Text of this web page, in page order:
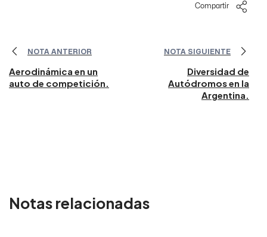
Compartir
NOTA ANTERIOR
Aerodinámica en un
auto de competición.
NOTA SIGUIENTE
Diversidad de
Autódromos en la
Argentina.
Notas relacionadas